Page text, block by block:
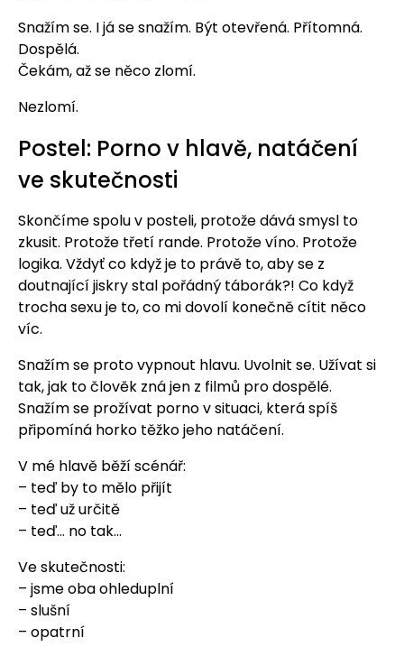
Snažím se. I já se snažím. Být otevřená. Přítomná.
Dospělá.
Čekám, až se něco zlomí.
Nezlomí.
Postel: Porno v hlavě, natáčení
ve skutečnosti
Skončíme spolu v posteli, protože dává smysl to
zkusit. Protože třetí rande. Protože víno. Protože
logika. Vždyť co když je to právě to, aby se z
doutnající jiskry stal pořádný táborák?! Co když
trocha sexu je to, co mi dovolí konečně cítit něco
víc.
Snažím se proto vypnout hlavu. Uvolnit se. Užívat si
tak, jak to člověk zná jen z filmů pro dospělé.
Snažím se prožívat porno v situaci, která spíš
připomíná horko těžko jeho natáčení.
V mé hlavě běží scénář:
– teď by to mělo přijít
– teď už určitě
– teď… no tak…
Ve skutečnosti:
– jsme oba ohleduplní
– slušní
– opatrní